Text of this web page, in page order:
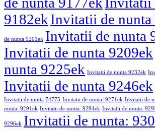
9182ekInvitatii de nunta
de nunta 9201ek Invitatii de nunta
Invitatii de nunta 9209ek
nunta 9225ek Invitatii de nunta 9232ek
Invitatii de nunta 9246ek
Invitatii de nunta 74775 Invitatii de nunta: 9271ek Invitatii de
nunta: 9291ek Invitatii de nunta: 9294ek Invitatii de nunta:
9296ek Invitatii de nunta: